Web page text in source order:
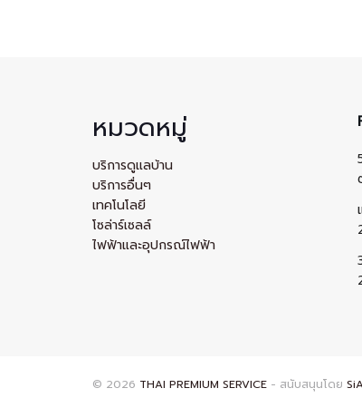
หมวดหมู่
บริการดูแลบ้าน
บริการอื่นๆ
เทคโนโลยี
โซล่าร์เซลล์
ไฟฟ้าและอุปกรณ์ไฟฟ้า
© 2026 THAI PREMIUM SERVICE - สนับสนุนโดย